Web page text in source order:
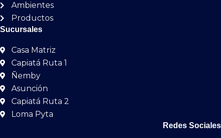
Ambientes
Productos
Sucursales
Casa Matriz
Capiatá Ruta 1
Ñemby
Asunción
Capiatá Ruta 2
Loma Pyta
Redes Sociales